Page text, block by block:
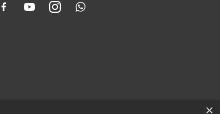
Facebook YoutubeInstagram
×